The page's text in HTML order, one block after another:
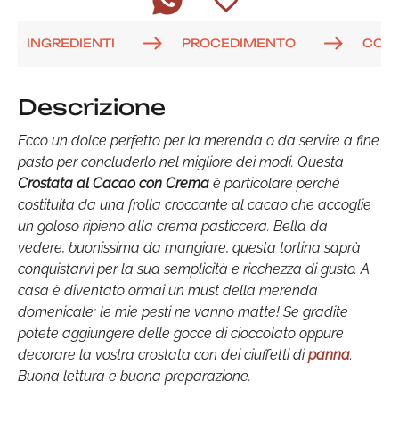
INGREDIENTI PROCEDIMENTO
Descrizione
Ecco un dolce perfetto per la merenda o da servire a fine
pasto per concluderlo nel migliore dei modi. Questa
Crostata al Cacao con Crema è particolare perché
costituita da una frolla croccante al cacao che accoglie
un goloso ripieno alla crema pasticcera. Bella da
vedere, buonissima da mangiare, questa tortina saprà
conquistarvi per la sua semplicità e ricchezza di gusto. A
casa è diventato ormai un must della merenda
domenicale: le mie pesti ne vanno matte! Se gradite
potete aggiungere delle gocce di cioccolato oppure
decorare la vostra crostata con dei ciuffetti dipanna.
Buona lettura e buona preparazione.